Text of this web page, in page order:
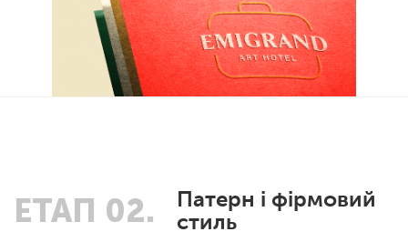
ЕТАП 02.
Патерн і фірмовий
стиль